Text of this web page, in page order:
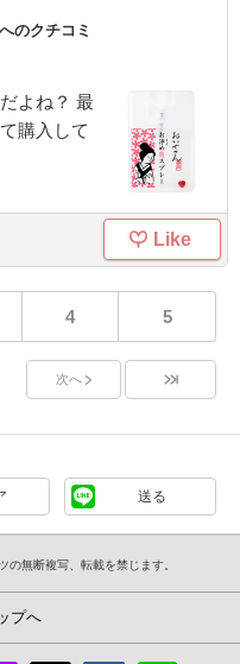
へのクチコミ
よね？ 最
購入して
Like
4 5
次へ
送る
の無断複写、転載を禁じます。
プへ